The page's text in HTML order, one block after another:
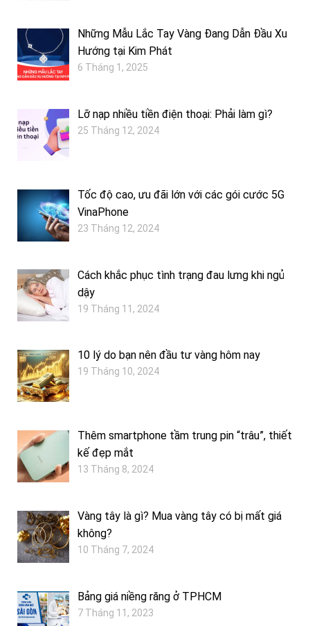
Những Mẫu Lắc Tay Vàng Đang Dẫn Đầu Xu
Hướng tại Kim Phát
6 Tháng 1, 2025
Lỡ nạp nhiều tiền điện thoại: Phải làm gì?
25 Tháng 12, 2024
Tốc độ cao, ưu đãi lớn với các gói cước 5G
VinaPhone
23 Tháng 12, 2024
Cách khắc phục tình trạng đau lưng khi ngủ
dậy
19 Tháng 11, 2024
10 lý do bạn nên đầu tư vàng hôm nay
19 Tháng 10, 2024
Thêm smartphone tầm trung pin “trâu”, thiết
kế đẹp mắt
13 Tháng 8, 2024
Vàng tây là gì? Mua vàng tây có bị mất giá
không?
10 Tháng 7, 2024
Bảng giá niềng răng ở TPHCM
7 Tháng 11, 2023